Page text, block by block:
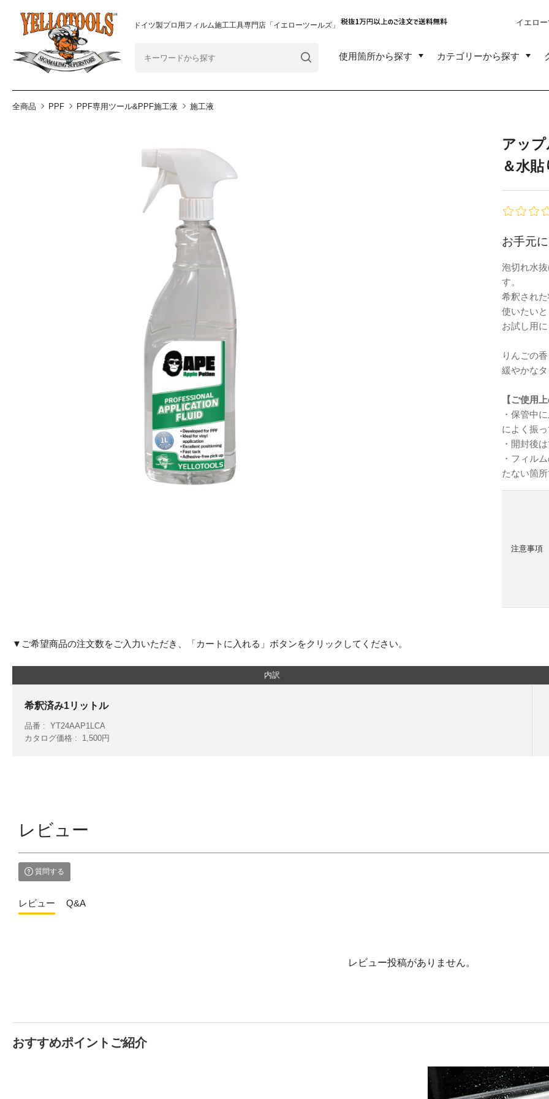
重要なおしらせ
ドイツ製プロ用フィルム施工工具専門店「イエローツールズ」 イエロ
使用箇所から探す カテゴリーから探す
全商品 PPF PPF専用ツール&PPF施工液 施工液
アッ
＆水
お手元
泡切れ水
す。
希釈され
使いたい
お試し用
りんごの
緩やかな
【ご使用
・保管中
によく振
・開封後
・フィル
たない箇
注意事項
▼ご希望商品の注文数をご入力いただき、「カートに入れる」ボタンをクリックしてください。
内訳
希釈済み1リットル
品番
YT24AAP1LCA
カタログ価格
1,500円
レビュー
質問する
レビュー Q&A
レビュー投稿がありません。
おすすめポイントご紹介